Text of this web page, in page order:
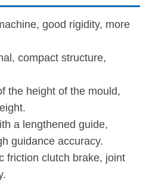
good rigidity, more
compact structure,
the height of the mould,
a lengthened guide,
guidance accuracy.
friction clutch brake, joint